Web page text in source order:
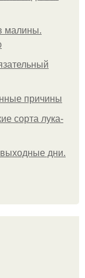
малины.
причины
сорта лука-
дни.